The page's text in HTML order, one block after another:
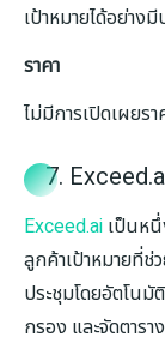
เป้าหมายได้อย่าง
ราคา
ไม่มีการเปิดเผยร
7.
Exceed.ai เป็นห
ลูกค้าเป้าหมายที่ช่
ประชุมโดยอัตโนมั
กรอง และจัดตาร